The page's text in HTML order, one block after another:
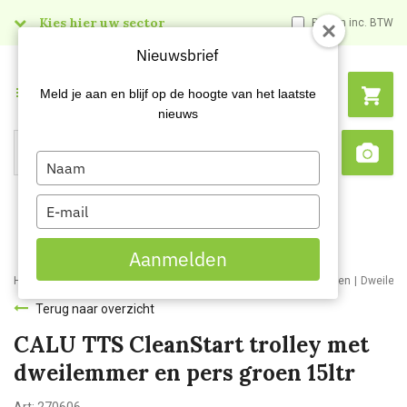
Kies hier uw sector Prijzen inc. BTW
Search
Menu
Home Webshop Schoonmaakartikelen Schoonmaakmaterialen
Terug naar overzicht
CALU TTS CleanStart trolley met
dweilemmer en pers groen 15ltr
Nieuwsbrief
Meld je aan en blijf op de hoogte van het laatste
nieuws
Type
your
name
Type
your
email
Aanmelden